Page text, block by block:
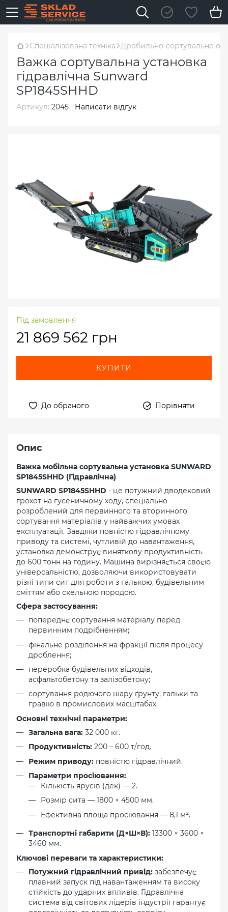
Спеціалізована техніка Дробильно-сортувальне
Важка сортувальна установка
гідравлічна Sunward
SP1845SHHD
Артикул: 2045 Написати відгук
Під замовлення
21 869 562 грн
КУПИТИ
До обраного Порівняти
Опис
Важка мобільна сортувальна установка SUNWARD
SP1845SHHD (Гідравлічна)
SUNWARD SP1845SHHD - це потужний дводековий
грохот на гусеничному ходу, спеціально
розроблений для первинного та вторинного
сортування матеріалів у найважчих умовах
експлуатації. Завдяки повністю гідравлічному
приводу та системі, чутливій до навантаження,
установка демонструє виняткову продуктивність
до 600 тонн на годину. Машина вирізняється своєю
універсальністю, дозволяючи використовувати
різні типи сит для роботи з галькою, будівельним
сміттям або скельною породою.
Сфера застосування:
попереднє сортування матеріалу перед
первинним подрібненням;
фінальне розділення на фракції після процесу
дроблення;
переробка будівельних відходів,
асфальтобетону та залізобетону;
сортування родючого шару ґрунту, гальки та
гравію в промислових масштабах.
Основні технічні параметри:
Загальна вага: 32 000 кг.
Продуктивність: 200 – 600 т/год.
Режим приводу: повністю гідравлічний.
Параметри просіювання:
Кількість ярусів (дек) — 2.
Розмір сита — 1800 × 4500 мм.
Ефективна площа просіювання — 8,1 м².
Транспортні габарити (Д×Ш×В): 13300 × 3600 ×
3460 мм.
Ключові переваги та характеристики:
Потужний гідравлічний привід: забезпечує
плавний запуск під навантаженням та високу
стійкість до ударних впливів. Гідравлічна
система від світових лідерів індустрії гарантує